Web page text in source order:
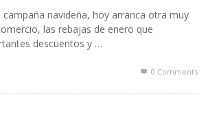
campaña navideña, hoy arranca otra muy
las rebajas de enero que
descuentos y …
0 Comments